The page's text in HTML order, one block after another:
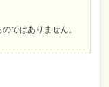
ではありません。